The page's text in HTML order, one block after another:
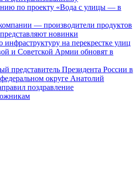
по проекту «Вода с улицы — в
— производители продуктов
новинки
на перекрестке улиц
и Советской Армии обновят в
представитель Президента России в
округе Анатолий
поздравление